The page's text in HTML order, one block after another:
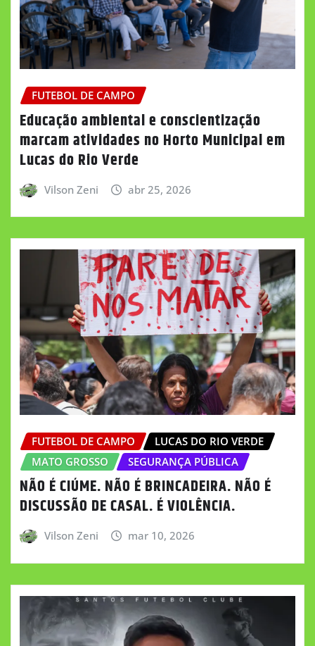
FUTEBOL DE CAMPO
Educação ambiental e conscientização
marcam atividades no Horto Municipal em
Lucas do Rio Verde
Vilson Zeni abr 25, 2026
FUTEBOL DE CAMPO
LUCAS DO RIO VERDE
MATO GROSSO
SEGURANÇA PÚBLICA
NÃO É CIÚME. NÃO É BRINCADEIRA. NÃO É
DISCUSSÃO DE CASAL. É VIOLÊNCIA.
Vilson Zeni mar 10, 2026